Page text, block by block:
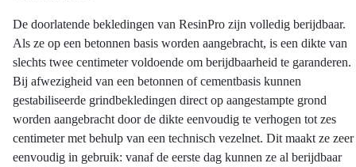
De doorlatende bekledingen van ResinPro zijn volledig berijdbaar.
Als ze op een betonnen basis worden aangebracht, is een dikte van
slechts twee centimeter voldoende om berijdbaarheid te garanderen.
Bij afwezigheid van een betonnen of cementbasis kunnen
gestabiliseerde grindbekledingen direct op aangestampte grond
worden aangebracht door de dikte eenvoudig te verhogen tot zes
centimeter met behulp van een technisch vezelnet. Dit maakt ze zeer
eenvoudig in gebruik: vanaf de eerste dag kunnen ze al berijdbaar